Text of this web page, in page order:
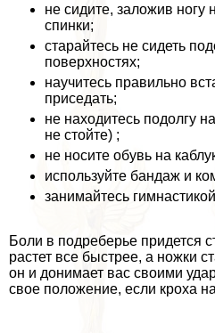
не сидите, заложив ногу
спинки;
старайтесь не сидеть
поверхностях;
научитесь правильно
приседать;
не находитесь подолгу
не стойте) ;
не носите обувь на
используйте бандаж и
занимайтесь
Боли в подреберье придется
растет все быстрее, а ножки
он и донимает вас своими
свое положение, если кроха